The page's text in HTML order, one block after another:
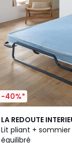
-40%*
LA REDOUTE
Lit pliant +
équilibré
4,2
/ 5